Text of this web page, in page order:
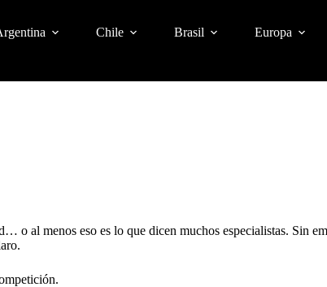
Chile Brasil Europa
o al menos eso es lo que dicen muchos especialistas. Sin